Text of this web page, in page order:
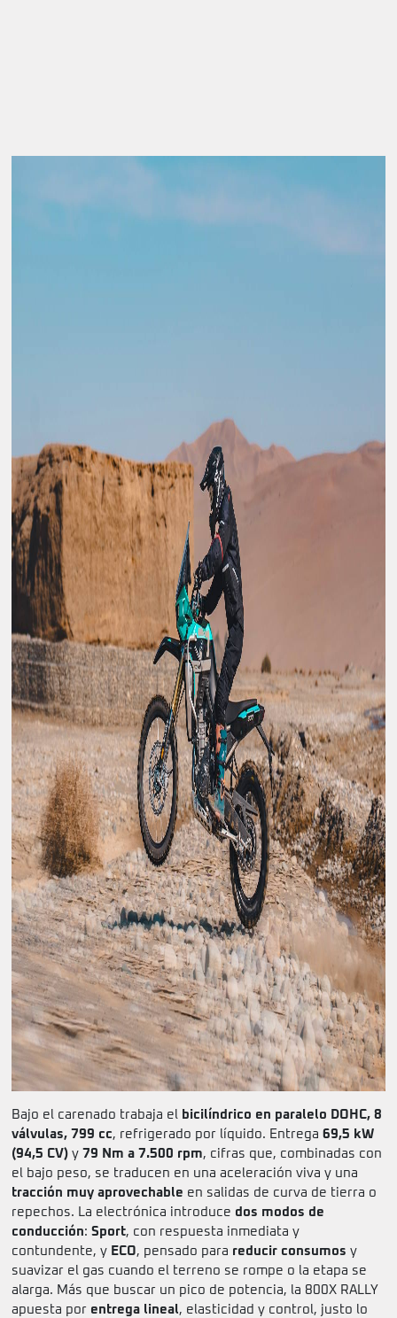
Bajo el carenado trabaja el bicilíndrico en paralelo DOHC, 8
válvulas, 799 cc, refrigerado por líquido. Entrega 69,5 kW
(94,5 CV) y 79 Nm a 7.500 rpm, cifras que, combinadas con
el bajo peso, se traducen en una aceleración viva y una
tracción muy aprovechable en salidas de curva de tierra o
repechos. La electrónica introduce dos modos de
conducción: Sport, con respuesta inmediata y
contundente, y ECO, pensado para reducir consumos y
suavizar el gas cuando el terreno se rompe o la etapa se
alarga. Más que buscar un pico de potencia, la 800X RALLY
apuesta por entrega lineal, elasticidad y control, justo lo